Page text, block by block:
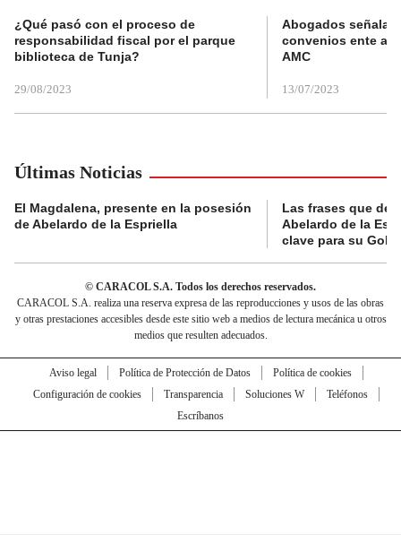
¿Qué pasó con el proceso de
responsabilidad fiscal por el parque
biblioteca de Tunja?
29/08/2023
Abogados
convenios ente
AMC
13/07/2023
Últimas Noticias
El Magdalena, presente en la posesión
de Abelardo de la Espriella
Las frases que
Abelardo de la
clave para su
© CARACOL S.A. Todos los derechos reservados.
CARACOL S.A. realiza una reserva expresa de las reproducciones y usos de las obras
y otras prestaciones accesibles desde este sitio web a medios de lectura mecánica u otros
medios que resulten adecuados.
Aviso legal Política de Protección de Datos
Política de cookies
Configuración de cookies
Transparencia Soluciones W
Teléfonos
Escríbanos